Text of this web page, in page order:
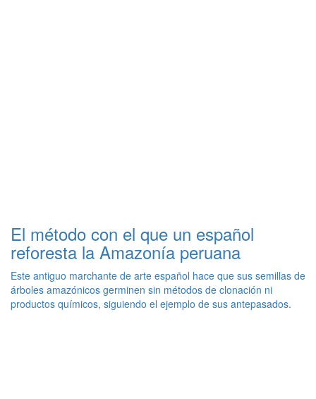
El método con el que un español
reforesta la Amazonía peruana
Este antiguo marchante de arte español hace que sus semillas de
árboles amazónicos germinen sin métodos de clonación ni
productos químicos, siguiendo el ejemplo de sus antepasados.